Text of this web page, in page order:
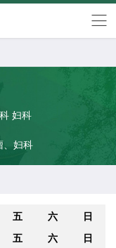
妇产科教研室/妇产科 妇科
、妇科
五 六 日
五
六
日